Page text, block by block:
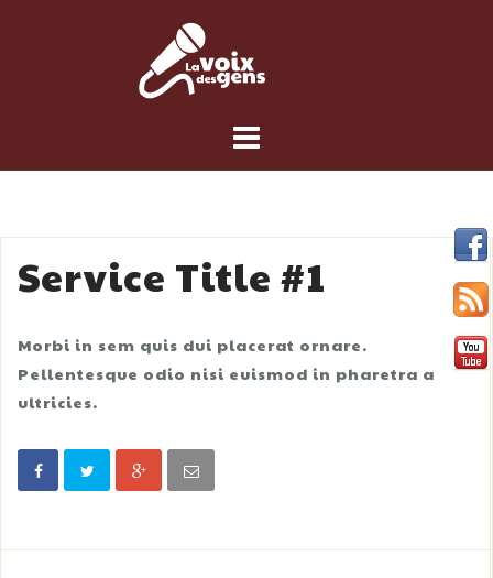
Service Title #1
Morbi in sem quis dui placerat ornare.
Pellentesque odio nisi euismod in pharetra a
ultricies.